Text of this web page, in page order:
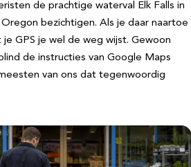
de prachtige waterval Elk Falls in
bezichtigen. Als je daar naartoe
GPS je wel de weg wijst. Gewoon
de instructies van Google Maps
van ons dat tegenwoordig